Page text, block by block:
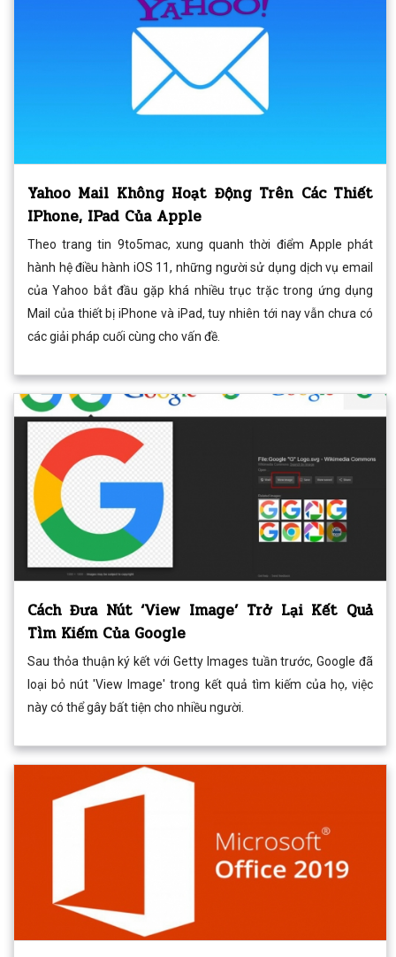
Yahoo Mail Không Hoạt Động Trên Các Thiết
IPhone, IPad Của Apple
Theo trang tin 9to5mac, xung quanh thời điểm Apple phát
hành hệ điều hành iOS 11, những người sử dụng dịch vụ email
của Yahoo bắt đầu gặp khá nhiều trục trặc trong ứng dụng
Mail của thiết bị iPhone và iPad, tuy nhiên tới nay vẫn chưa có
các giải pháp cuối cùng cho vấn đề.
Cách Đưa Nút ‘View Image’ Trở Lại Kết Quả
Tìm Kiếm Của Google
Sau thỏa thuận ký kết với Getty Images tuần trước, Google đã
loại bỏ nút 'View Image' trong kết quả tìm kiếm của họ, việc
này có thể gây bất tiện cho nhiều người.